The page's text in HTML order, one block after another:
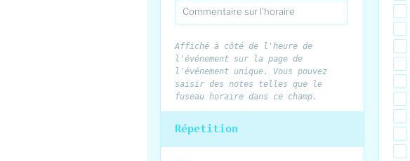
Affiché à côté de l'heure de
l'événement sur la page de
l'événement unique. Vous pouvez
saisir des notes telles que le
fuseau horaire dans ce champ.
Répetition